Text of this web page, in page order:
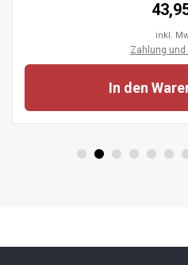
inkl.
Zahlung und
In den